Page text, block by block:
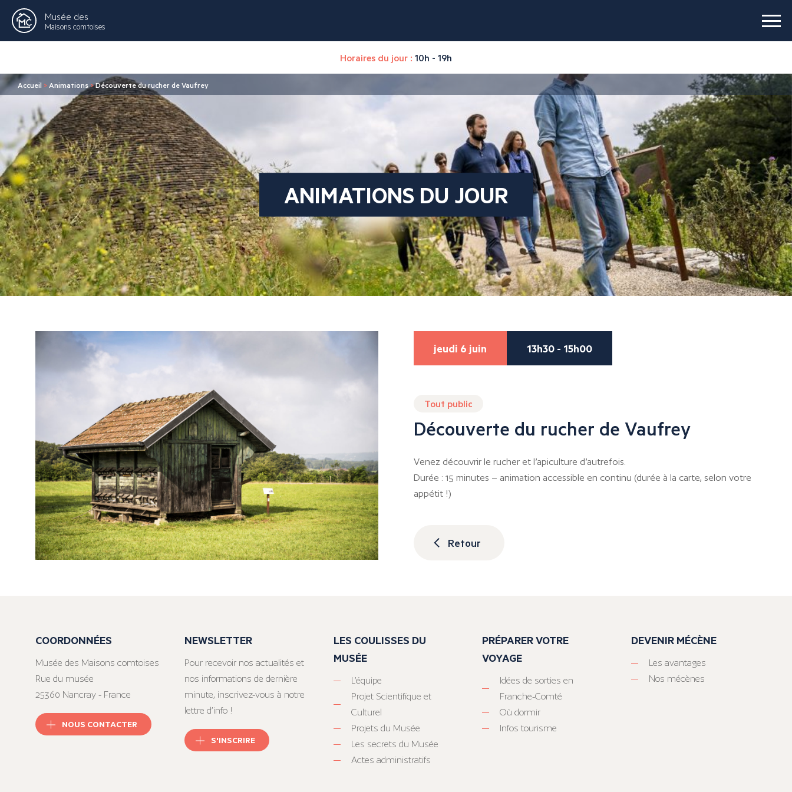
Musée des
Maisons comtoises
Horaires du jour : 10h - 19h
Accueil > Animations>Découverte du rucher de Vaufrey
ANIMATIONS DU JOUR
jeudi 6 juin 13h30 - 15h00
Tout public
Découverte du rucher de Vaufrey
Venez découvrir le rucher et l’apiculture d’autrefois.
Durée : 15 minutes – animation accessible en continu (durée à la carte, selon votre
appétit !)
Retour
COORDONNÉES
Musée des Maisons comtoises
Rue du musée
25360 Nancray - France
NOUS CONTACTER
NEWSLETTER
Pour recevoir nos actualités et
nos informations de dernière
minute, inscrivez-vous à notre
lettre d’info !
S'INSCRIRE
LES COULISSES DU
MUSÉE
L’équipe
Projet Scientifique et
Culturel
Projets du Musée
Les secrets du Musée
Actes administratifs
PRÉPARER VOTRE
VOYAGE
Idées de sorties en
Franche-Comté
Où dormir
Infos tourisme
DEVENIR MÉCÈNE
Les avantages
Nos mécènes